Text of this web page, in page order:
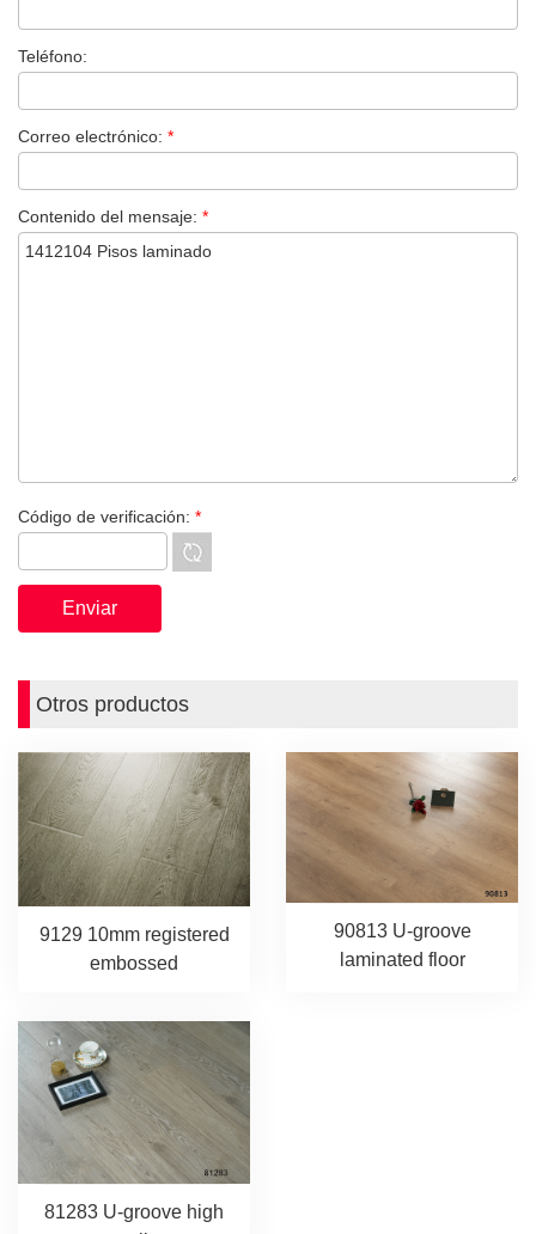
Teléfono:
Correo electrónico: *
Contenido del mensaje: *
Código de verificación: *
Otros productos
9129 10mm registered
embossed
90813 U-groove
laminated floor
81283 U-groove high